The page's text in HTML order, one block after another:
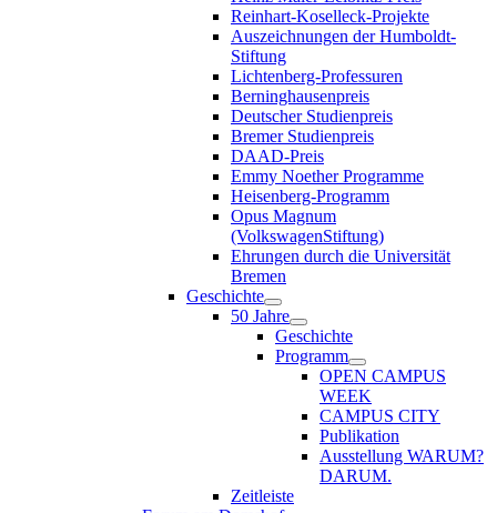
Reinhart-Koselleck-Projekte
Auszeichnungen der Humboldt-
Stiftung
Lichtenberg-Professuren
Berninghausenpreis
Deutscher Studienpreis
Bremer Studienpreis
DAAD-Preis
Emmy Noether Programme
Heisenberg-Programm
Opus Magnum
(VolkswagenStiftung)
Ehrungen durch die Universität
Bremen
Geschichte
50 Jahre
Geschichte
Programm
OPEN CAMPUS
WEEK
CAMPUS CITY
Publikation
Ausstellung WARUM?
DARUM.
Zeitleiste